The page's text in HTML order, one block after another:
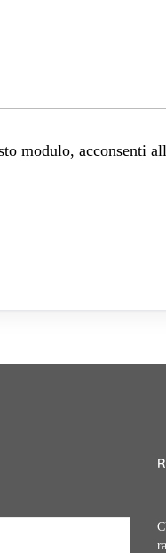
modulo, acconsenti